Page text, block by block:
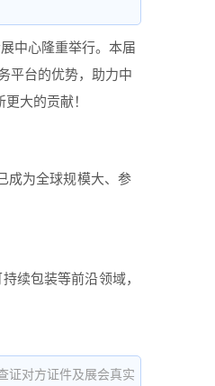
中心隆重举行。本届
平台的优势，助力中
大的贡献！
成为全球规模大、参
续包装等前沿领域，
证对方证件及展会真实